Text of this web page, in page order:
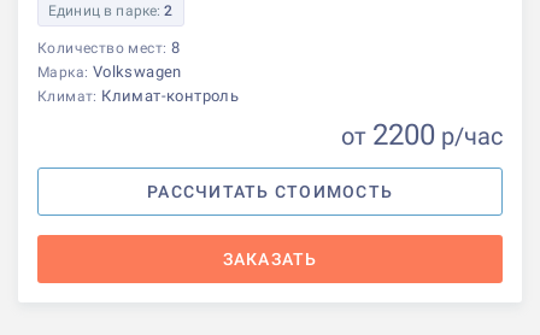
Единиц в парке:2
Количество мест: 8
Марка: Volkswagen
Климат: Климат-контроль
от 2200 р/час
РАССЧИТАТЬ СТОИМОСТЬ
ЗАКАЗАТЬ